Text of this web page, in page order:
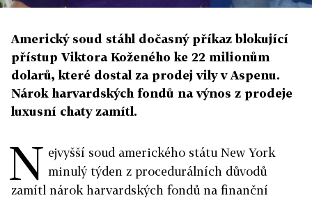
Americký soud stáhl dočasný příkaz blokující
přístup Viktora Koženého ke 22 milionům
dolarů, které dostal za prodej vily v Aspenu.
Nárok harvardských fondů na výnos z prodeje
luxusní chaty zamítl.
N ejvyšší soud amerického státu New York
minulý týden z procedurálních důvodů
zamítl nárok harvardských fondů na finanční